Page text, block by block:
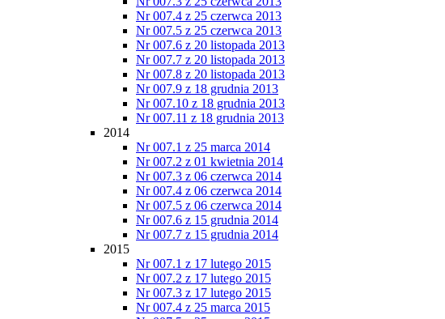
Nr 007.4 z 25 czerwca 2013
Nr 007.5 z 25 czerwca 2013
Nr 007.6 z 20 listopada 2013
Nr 007.7 z 20 listopada 2013
Nr 007.8 z 20 listopada 2013
Nr 007.9 z 18 grudnia 2013
Nr 007.10 z 18 grudnia 2013
Nr 007.11 z 18 grudnia 2013
2014
Nr 007.1 z 25 marca 2014
Nr 007.2 z 01 kwietnia 2014
Nr 007.3 z 06 czerwca 2014
Nr 007.4 z 06 czerwca 2014
Nr 007.5 z 06 czerwca 2014
Nr 007.6 z 15 grudnia 2014
Nr 007.7 z 15 grudnia 2014
2015
Nr 007.1 z 17 lutego 2015
Nr 007.2 z 17 lutego 2015
Nr 007.3 z 17 lutego 2015
Nr 007.4 z 25 marca 2015